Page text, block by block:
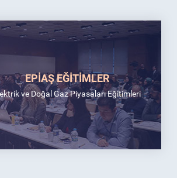
EPİAŞ EĞİTİMLER
ve Doğal Gaz Piyasaları Eğitimleri